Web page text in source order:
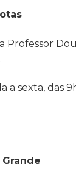
Professor
a sexta, das